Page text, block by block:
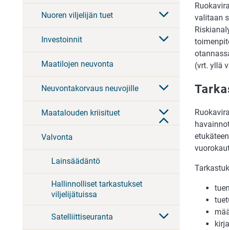
Nuoren viljelijän tuet
Investoinnit
Maatilojen neuvonta
Neuvontakorvaus neuvojille
Maatalouden kriisituet
Valvonta
Lainsäädäntö
Hallinnolliset tarkastukset
viljelijätuissa
Satelliittiseuranta
valitaan
(vrt. yllä